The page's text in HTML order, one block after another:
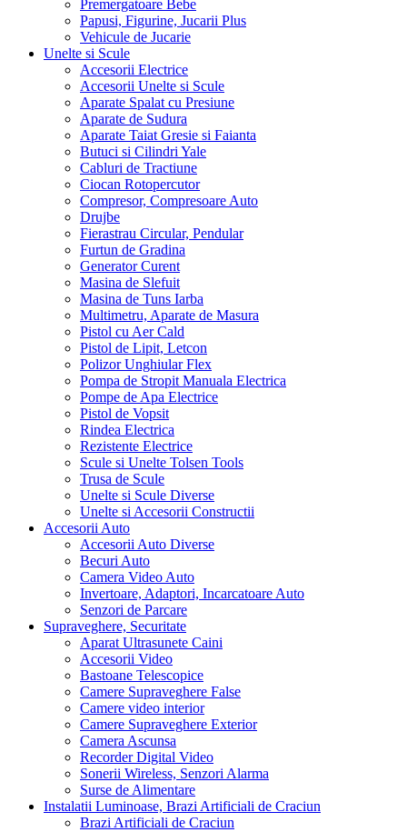
Premergatoare Bebe
Papusi, Figurine, Jucarii Plus
Vehicule de Jucarie
Unelte si Scule
Accesorii Electrice
Accesorii Unelte si Scule
Aparate Spalat cu Presiune
Aparate de Sudura
Aparate Taiat Gresie si Faianta
Butuci si Cilindri Yale
Cabluri de Tractiune
Ciocan Rotopercutor
Compresor, Compresoare Auto
Drujbe
Fierastrau Circular, Pendular
Furtun de Gradina
Generator Curent
Masina de Slefuit
Masina de Tuns Iarba
Multimetru, Aparate de Masura
Pistol cu Aer Cald
Pistol de Lipit, Letcon
Polizor Unghiular Flex
Pompa de Stropit Manuala Electrica
Pompe de Apa Electrice
Pistol de Vopsit
Rindea Electrica
Rezistente Electrice
Scule si Unelte Tolsen Tools
Trusa de Scule
Unelte si Scule Diverse
Unelte si Accesorii Constructii
Accesorii Auto
Accesorii Auto Diverse
Becuri Auto
Camera Video Auto
Invertoare, Adaptori, Incarcatoare Auto
Senzori de Parcare
Supraveghere, Securitate
Aparat Ultrasunete Caini
Accesorii Video
Bastoane Telescopice
Camere Supraveghere False
Camere video interior
Camere Supraveghere Exterior
Camera Ascunsa
Recorder Digital Video
Sonerii Wireless, Senzori Alarma
Surse de Alimentare
Instalatii Luminoase, Brazi Artificiali de Craciun
Brazi Artificiali de Craciun